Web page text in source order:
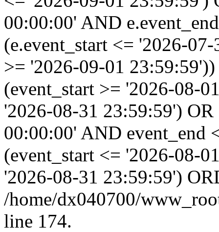
00:00:00' AND
(e.event_start <= '2026-
>= '2026-09-01
(event_start >= '2026-08-
'2026-08-31 23:59:59')
00:00:00' AND event_end
(event_start <= '2026-08-
'2026-08-31 23:59:59')
/home/dx040700/
line 174.